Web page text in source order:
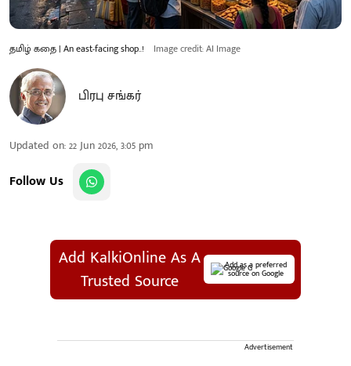
தமிழ் கதை | An east-facing shop..! Image credit: AI Image
பிரபு சங்கர்
Updated on:22 Jun 2026, 3:05 pm
Follow Us
Add KalkiOnline As A
Trusted Source
Add as a preferred
source on Google
Advertisement